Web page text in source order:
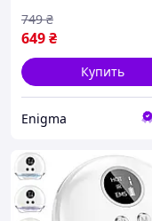
649₴
749 ₴
Купить
Enigma